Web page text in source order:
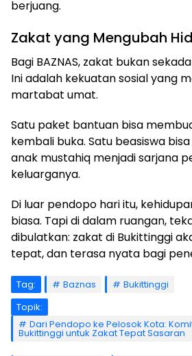
berjuang.
Zakat yang Mengubah
Bagi BAZNAS, zakat bukan
Ini adalah kekuatan sosial yang
martabat umat.
Satu paket bantuan bisa
kembali buka. Satu beasiswa
anak mustahiq menjadi sarjana
keluarganya.
Di luar pendopo hari itu,
biasa. Tapi di dalam ruangan,
dibulatkan: zakat di Bukittinggi
tepat, dan terasa nyata bagi
Tag: Baznas
Bukittinggi
Topik:
Dari Pendopo ke Pelosok Kota:
Bukittinggi untuk Zakat Tepat Sasaran